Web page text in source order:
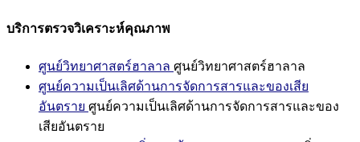
บริการตรวจวิเคราะห์คุณภาพ
ศูนย์วิทยาศาสตร์ฮาลาล ศูนย์วิทยาศาสตร์ฮาลาล
ศูนย์ความเป็นเลิศด้านการจัดการสารและของเสีย
อันตราย ศูนย์ความเป็นเลิศด้านการจัดการสารและของ
เสียอันตราย